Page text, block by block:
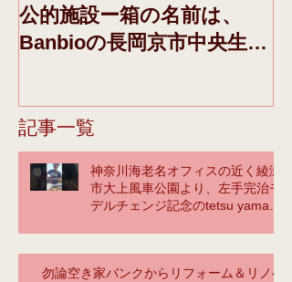
公的施設ー箱の名前は、
Banbioの長岡京市中央生涯
の初めから、下記、告知チ
ラシと弊社パンフを設置し
ていただいているので、そ
記事一覧
神奈川海老名オフィスの近く綾瀬
市大上風車公園より、左手完治モ
デルチェンジ記念のtetsu yamaに
勿論空き家バンクからリフォーム＆リノベ